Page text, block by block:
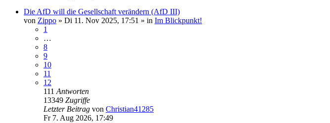
Die AfD will die Gesellschaft verändern (AfD III)
von Zippo » Di 11. Nov 2025, 17:51 » in Im Blickpunkt!
1
…
8
9
10
11
12
111 Antworten
13349 Zugriffe
Letzter Beitrag von Christian41285
Fr 7. Aug 2026, 17:49